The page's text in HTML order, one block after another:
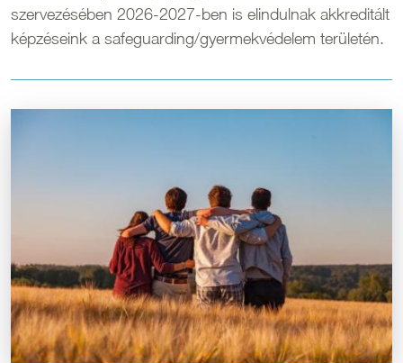
szervezésében 2026-2027-ben is elindulnak akkreditált
képzéseink a safeguarding/gyermekvédelem területén.